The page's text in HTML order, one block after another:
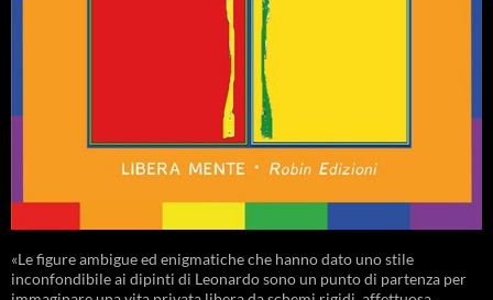
«Le figure ambigue ed enigmatiche che hanno dato uno stile
inconfondibile ai dipinti di Leonardo sono un punto di partenza per